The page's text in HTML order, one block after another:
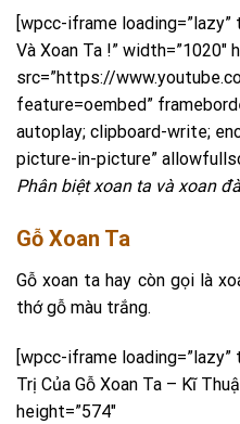
[wpcc-iframe
Và Xoan Ta !” width=”1020″
src=”https://
feature=oembed”
autoplay; clipboard-write;
picture-in-picture”
Phân biệt xoan ta và xoan
Gỗ Xoan Ta
Gỗ xoan ta hay còn gọi là
thớ gỗ màu trắng.
[wpcc-iframe loading=”lazy”
Trị Của Gỗ Xoan Ta – Kĩ
height=”574″